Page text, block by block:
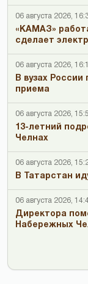
06 августа 2026,
«КАМАЗ»
сделает
06 августа 2026,
В вузах
приема
06 августа 2026,
13-летний
Челнах
06 августа 2026,
В Татарстан
06 августа 2026,
Директора
Набережных